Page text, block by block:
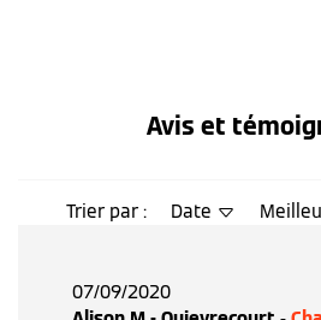
Avis et
Trier par : Date
07/09/2020